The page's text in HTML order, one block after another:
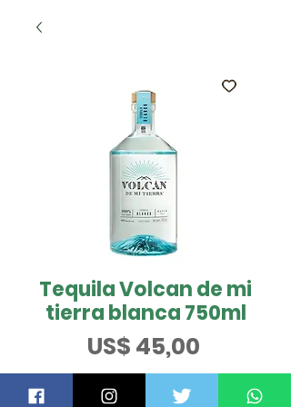
Tequila Volcan de mi
tierra blanca 750ml
US$ 45,00Preço
QUER SABER MAIS?